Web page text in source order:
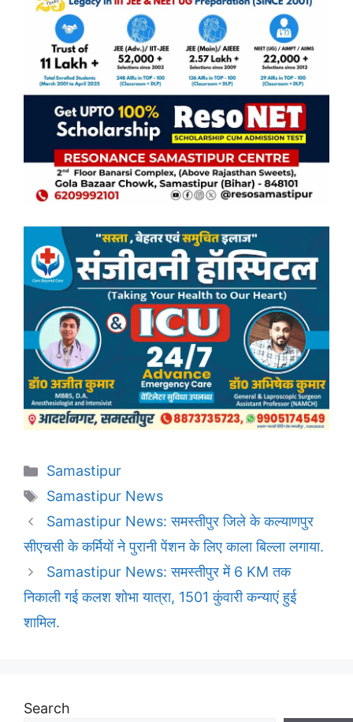
Categories
Samastipur
Tags
Samastipur News
Samastipur News: समस्तीपुर जिले के कल्याणपुर
सीएचसी के कर्मियों ने पुरानी पेंशन के लिए काला बिल्ला लगाया.
Samastipur News: समस्तीपुर में 6 KM तक
निकाली गई कलश शोभा यात्रा, 1501 कुंवारी कन्याएं हुई
शामिल.
Search